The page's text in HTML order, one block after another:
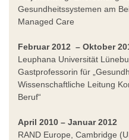
Gesundheitssystemen am
Managed Care
Februar 2012 – Oktober
Leuphana Universität
Gastprofessorin für
Wissenschaftliche Leitung
Beruf“
April 2010 – Januar 2012
RAND Europe, Cambridge